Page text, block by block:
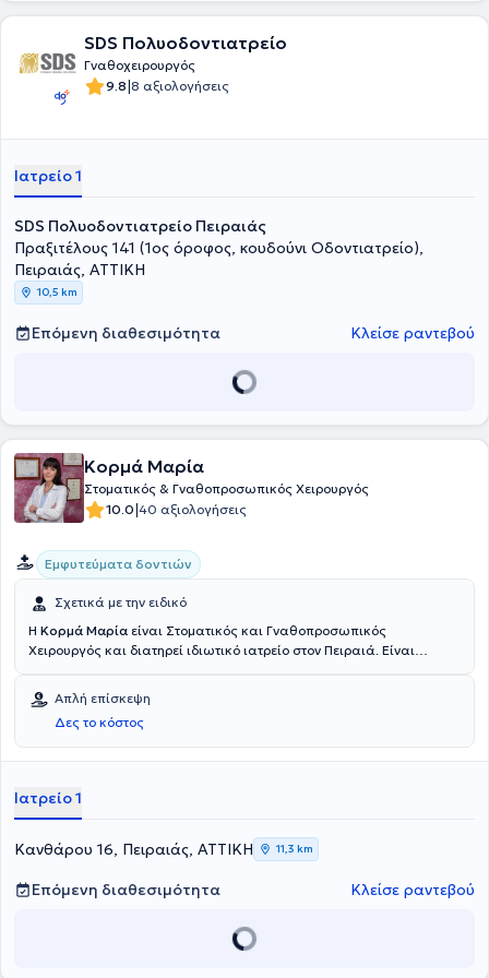
SDS Πολυοδοντιατρείο
Γναθοχειρουργός
9.8|8 αξιολογήσεις
Ιατρείο 1
SDS Πολυοδοντιατρείο Πειραιάς
Πραξιτέλους 141 (1ος όροφος, κουδούνι Οδοντιατρείο),
Πειραιάς, ΑΤΤΙΚΗ
10,5 km
Επόμενη διαθεσιμότητα Κλείσε ραντεβού
Κορμά Μαρία
Στοματικός & Γναθοπροσωπικός Χειρουργός
10.0|40 αξιολογήσεις
Εμφυτεύματα δοντιών
Σχετικά με την ειδικό
Η Κορμά Μαρία είναι Στοματικός και Γναθοπροσωπικός
Χειρουργός και διατηρεί ιδιωτικό ιατρείο στον Πειραιά. Είναι
Καποδιστριακού Πανεπιστημίου Αθηνών και έχει ειδικευθεί στη
Γναθοπροσωπική χειρουργική στην Πανεπιστημιακή κλινική του
Γενικού Νοσοκομείου Αθηνών "Ευαγγελισμός". Στο ιδιωτικό της
ιατρείο αναλαμβάνει τοποθέτηση εμφυτευμάτων, αφαίρεση
ακρορριζεκτομές. Παράλληλα, ασχολείται με κύστες, προβλήματα
κροταφογναθικής άρθρωσης και βιοψίες.
Απλή επίσκεψη
Δες το κόστος
Ιατρείο 1
Κανθάρου 16, Πειραιάς, ΑΤΤΙΚΗ 11,3 km
Επόμενη διαθεσιμότητα Κλείσε ραντεβού